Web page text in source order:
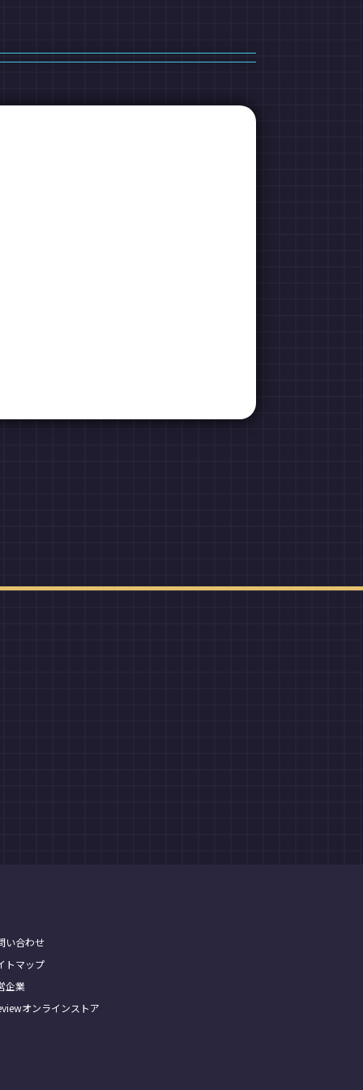
い合わせ
トマップ
企業
オンラインストア